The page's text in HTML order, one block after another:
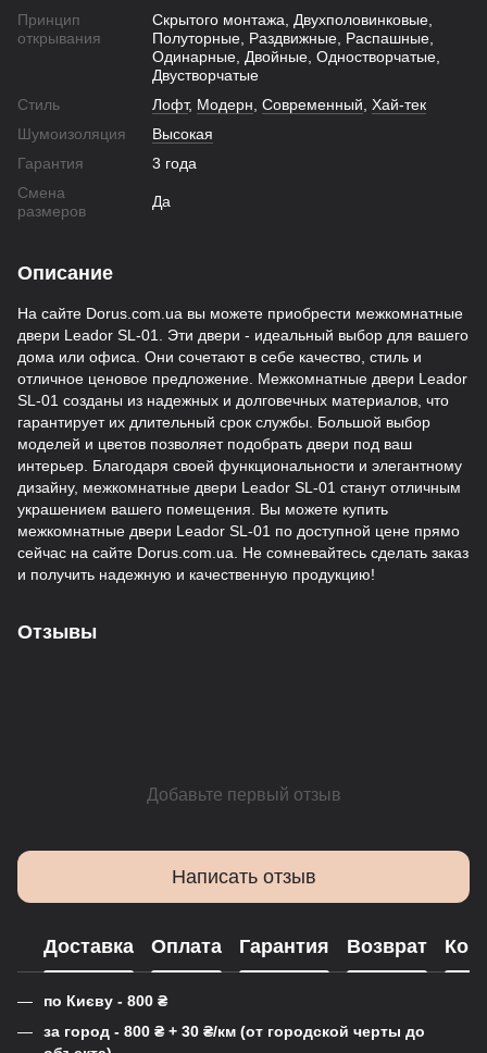
Принцип
открывания
Скрытого монтажа, Двухполовинковые,
Полуторные, Раздвижные, Распашные,
Одинарные, Двойные, Одностворчатые,
Двустворчатые
Стиль
Лофт, Модерн Современный Хай-тек
Шумоизоляция
Высокая
Гарантия
3 года
Смена
размеров
Да
Описание
На сайте Dorus.com.ua вы можете приобрести межкомнатные
двери Leador SL-01. Эти двери - идеальный выбор для вашего
дома или офиса. Они сочетают в себе качество, стиль и
отличное ценовое предложение. Межкомнатные двери Leador
SL-01 созданы из надежных и долговечных материалов, что
гарантирует их длительный срок службы. Большой выбор
моделей и цветов позволяет подобрать двери под ваш
интерьер. Благодаря своей функциональности и элегантному
дизайну, межкомнатные двери Leador SL-01 станут отличным
украшением вашего помещения. Вы можете купить
межкомнатные двери Leador SL-01 по доступной цене прямо
сейчас на сайте Dorus.com.ua. Не сомневайтесь сделать заказ
и получить надежную и качественную продукцию!
Отзывы
Добавьте первый отзыв
Написать отзыв
Доставка Оплата Гарантия Возврат
по Києву - 800 ₴
за город - 800 ₴ + 30 ₴/км (от городской черты до